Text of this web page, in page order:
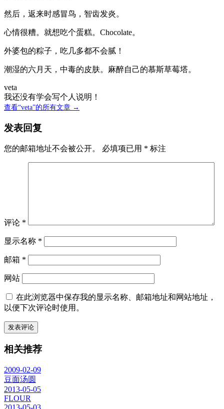
然后，返来时感冒鸟，智齿发炎。
心情很糟。就想吃个蛋糕。Chocolate。
外婆包的粽子，吃几多都不会腻！
潮湿的六月天，中毒的皮肤。麻醉自己的慕斯草莓塔。
veta
我还没有学会写个人说明！
查看“veta”的所有文章 →
发表回复
您的邮箱地址不会被公开。 必填项已用 * 标注
评论 *
显示名称 *
邮箱 *
网站
在此浏览器中保存我的显示名称、邮箱地址和网站地址，
以便下次评论时使用。
相关推荐
2009-02-09
豆面汤圆
2013-05-05
FLOUR
2013-05-03